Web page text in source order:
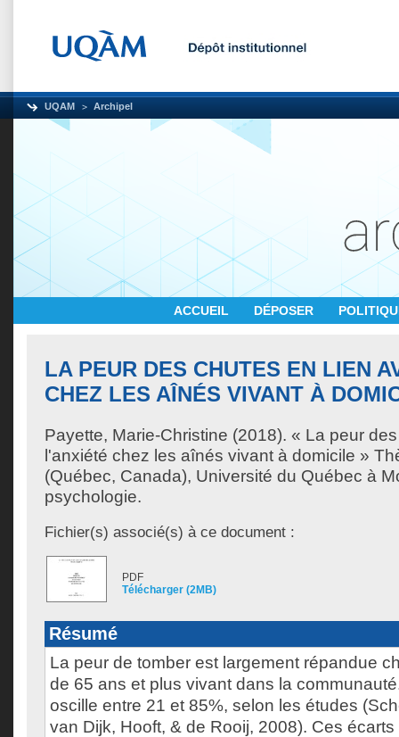
UQAM Archipel
ACCUEIL DÉPOSER
LA PEUR DES CHUTES EN LIEN
CHEZ LES AÎNÉS VIVANT À
Payette, Marie-Christine (2018). « La peur
l'anxiété chez les aînés vivant à domicile »
(Québec, Canada), Université du Québec à
psychologie.
Fichier(s) associé(s) à ce document :
PDF
Télécharger (2MB)
Résumé
La peur de tomber est largement répandue
de 65 ans et plus vivant dans la
oscille entre 21 et 85%, selon les études
van Dijk, Hooft, & de Rooij, 2008). Ces